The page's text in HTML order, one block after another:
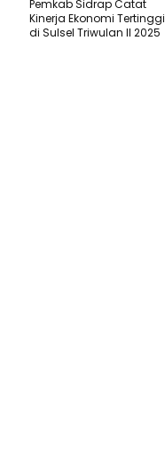
Pemkab Sidrap Catat
Kinerja Ekonomi Tertinggi
di Sulsel Triwulan II 2025